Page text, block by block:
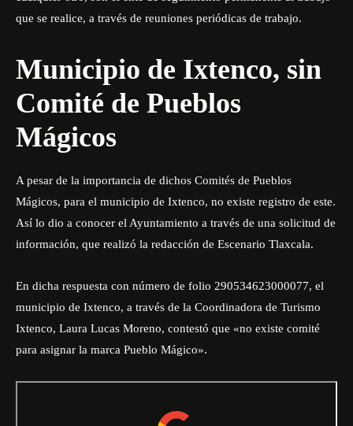
que se realice, a través de reuniones periódicas de trabajo.
Municipio de Ixtenco, sin
Comité de Pueblos
Mágicos
A pesar de la importancia de dichos Comités de Pueblos
Mágicos, para el municipio de Ixtenco, no existe registro de este.
Así lo dio a conocer el Ayuntamiento a través de una solicitud de
información, que realizó la redacción de Escenario Tlaxcala.
En dicha respuesta con número de folio 290534623000077, el
municipio de Ixtenco, a través de la Coordinadora de Turismo
Ixtenco, Laura Lucas Moreno, contestó que «no existe comité
para asignar la marca Pueblo Mágico».